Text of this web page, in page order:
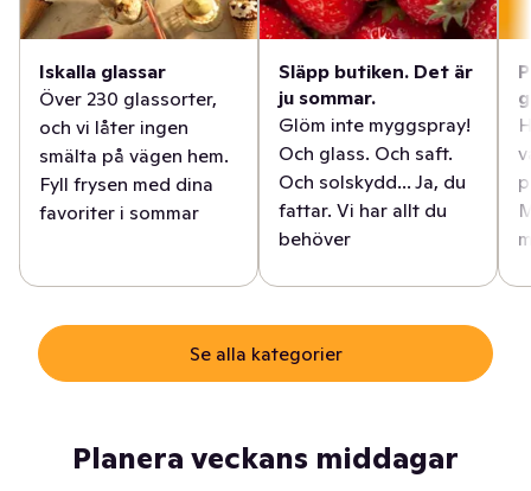
Iskalla glassar
Över 230 glassorter,
och vi låter ingen
smälta på vägen hem.
Fyll frysen med dina
favoriter i sommar
Släpp butiken. Det är
ju sommar.
Glöm inte myggspray!
Och glass. Och saft.
Och solskydd... Ja, du
fattar. Vi har allt du
behöver
Se alla kategorier
Planera veckans middagar